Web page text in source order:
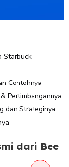
Starbuck
Contohnya
Pertimbangannya
dan Strateginya
dari Bee